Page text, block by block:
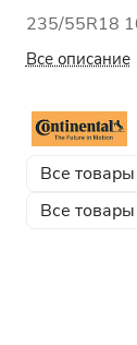
235/55R18
Все описание
Все
Все товары